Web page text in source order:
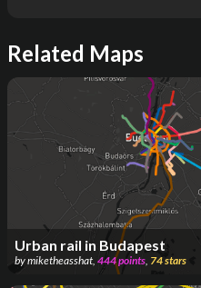
S
431
M ODES
2
Where do these
Related Maps
Urban rail in Budapest
bymiketheasshat, 444points, 74stars